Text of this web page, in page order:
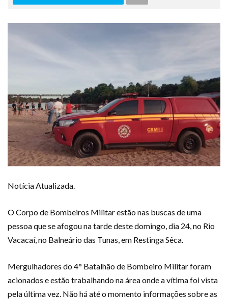
Notícia Atualizada.
O Corpo de Bombeiros Militar estão nas buscas de uma
pessoa que se afogou na tarde deste domingo, dia 24, no Rio
Vacacaí, no Balneário das Tunas, em Restinga Sêca.
Mergulhadores do 4° Batalhão de Bombeiro Militar foram
acionados e estão trabalhando na área onde a vítima foi vista
pela última vez. Não há até o momento informações sobre as